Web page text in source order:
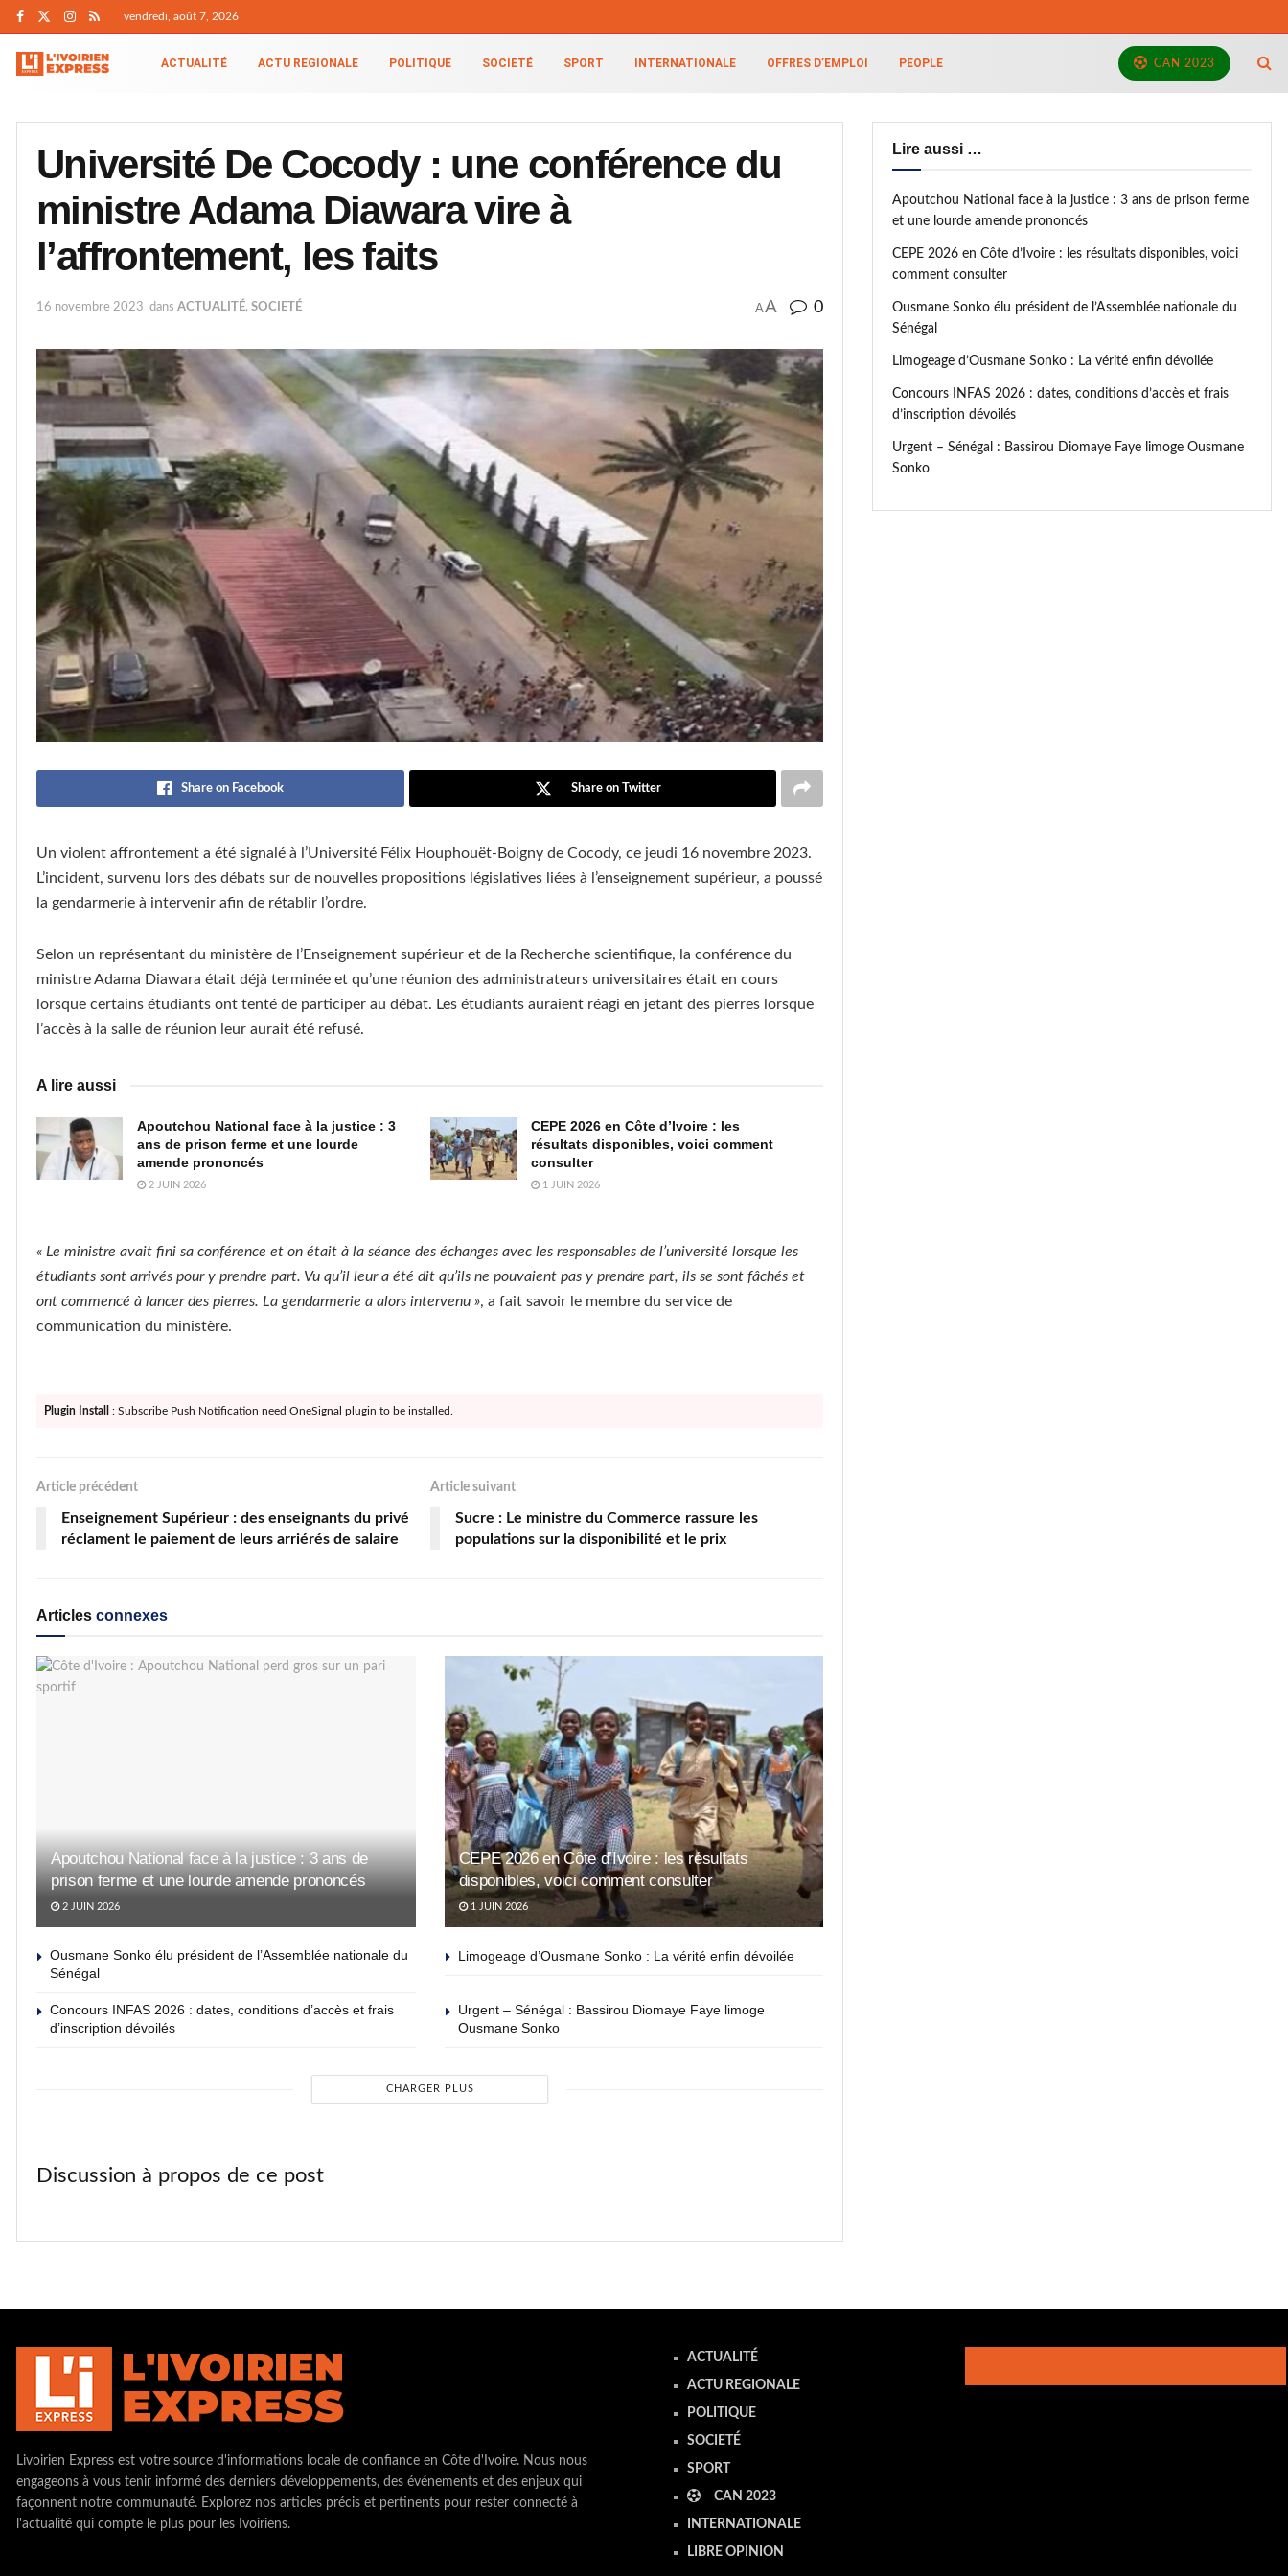
vendredi, août 7, 2026
ACTUALITÉ ACTU REGIONALE POLITIQUE SOCIETÉ SPORT INTERNATIONALE OFFRES D’EMPLOI PEOPLE CAN 2023
Université De Cocody : une conférence du
ministre Adama Diawara vire à
l’affrontement, les faits
16 novembre 2023 dans ACTUALITÉ, SOCIETÉ AA 0
Share on Facebook Share on Twitter
Un violent affrontement a été signalé à l’Université Félix Houphouët-Boigny de Cocody, ce jeudi 16 novembre 2023.
L’incident, survenu lors des débats sur de nouvelles propositions législatives liées à l’enseignement supérieur, a poussé
la gendarmerie à intervenir afin de rétablir l’ordre.
Selon un représentant du ministère de l’Enseignement supérieur et de la Recherche scientifique, la conférence du
ministre Adama Diawara était déjà terminée et qu’une réunion des administrateurs universitaires était en cours
lorsque certains étudiants ont tenté de participer au débat. Les étudiants auraient réagi en jetant des pierres lorsque
l’accès à la salle de réunion leur aurait été refusé.
A lire aussi
Apoutchou National face à la justice : 3
ans de prison ferme et une lourde
amende prononcés
2 JUIN 2026
CEPE 2026 en Côte d’Ivoire : les
résultats disponibles, voici comment
consulter
1 JUIN 2026
« Le ministre avait fini sa conférence et on était à la séance des échanges avec les responsables de l’université lorsque les
étudiants sont arrivés pour y prendre part. Vu qu’il leur a été dit qu’ils ne pouvaient pas y prendre part, ils se sont fâchés et
ont commencé à lancer des pierres. La gendarmerie a alors intervenu », a fait savoir le membre du service de
communication du ministère.
Plugin Install : Subscribe Push Notification need OneSignal plugin to be installed.
Article précédent
Enseignement Supérieur : des enseignants du privé
réclament le paiement de leurs arriérés de salaire
Article suivant
Sucre : Le ministre du Commerce rassure les
populations sur la disponibilité et le prix
Articles connexes
Apoutchou National face à la justice : 3 ans de
prison ferme et une lourde amende prononcés
2 JUIN 2026
CEPE 2026 en Côte d’Ivoire : les résultats
disponibles, voici comment consulter
1 JUIN 2026
Ousmane Sonko élu président de l’Assemblée nationale du
Sénégal
Limogeage d’Ousmane Sonko : La vérité enfin dévoilée
Concours INFAS 2026 : dates, conditions d’accès et frais
d’inscription dévoilés
Urgent – Sénégal : Bassirou Diomaye Faye limoge
Ousmane Sonko
CHARGER PLUS
Discussion à propos de ce post
Lire aussi …
Apoutchou National face à la justice : 3 ans de prison ferme
et une lourde amende prononcés
CEPE 2026 en Côte d’Ivoire : les résultats disponibles, voici
comment consulter
Ousmane Sonko élu président de l’Assemblée nationale du
Sénégal
Limogeage d’Ousmane Sonko : La vérité enfin dévoilée
Concours INFAS 2026 : dates, conditions d’accès et frais
d’inscription dévoilés
Urgent – Sénégal : Bassirou Diomaye Faye limoge Ousmane
Sonko
Livoirien Express est votre source d'informations locale de confiance en Côte d'Ivoire. Nous nous
engageons à vous tenir informé des derniers développements, des événements et des enjeux qui
façonnent notre communauté. Explorez nos articles précis et pertinents pour rester connecté à
l'actualité qui compte le plus pour les Ivoiriens.
ACTUALITÉ
ACTU REGIONALE
POLITIQUE
SOCIETÉ
SPORT
CAN 2023
INTERNATIONALE
LIBRE OPINION